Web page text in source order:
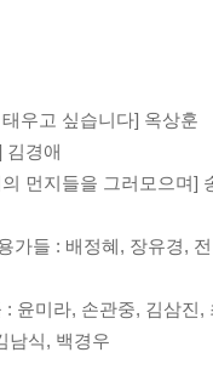
우고 싶습니다] 옥상훈
김경애
먼지들을 그러모으며]
가들 : 배정혜, 장유경,
: 윤미라, 손관중, 김삼
남식, 백경우